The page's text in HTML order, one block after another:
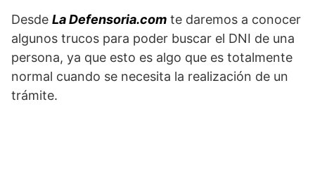
Desde La Defensoria.com te daremos a conocer
algunos trucos para poder buscar el DNI de una
persona, ya que esto es algo que es totalmente
normal cuando se necesita la realización de un
trámite.